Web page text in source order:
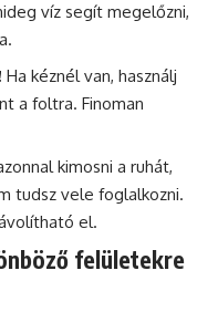
víz segít megelőzni,
Ha kéznél van, használj
a foltra. Finoman
kimosni a ruhát,
tudsz vele foglalkozni.
el.
felületekre